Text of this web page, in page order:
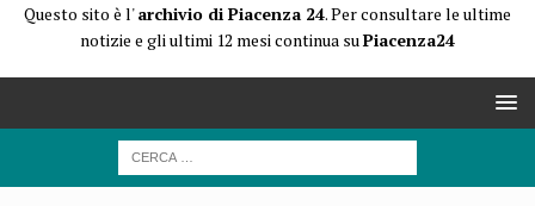
Questo sito è l'archivio di Piacenza 24. Per consultare le ultime
notizie e gli ultimi 12 mesi continua suPiacenza24